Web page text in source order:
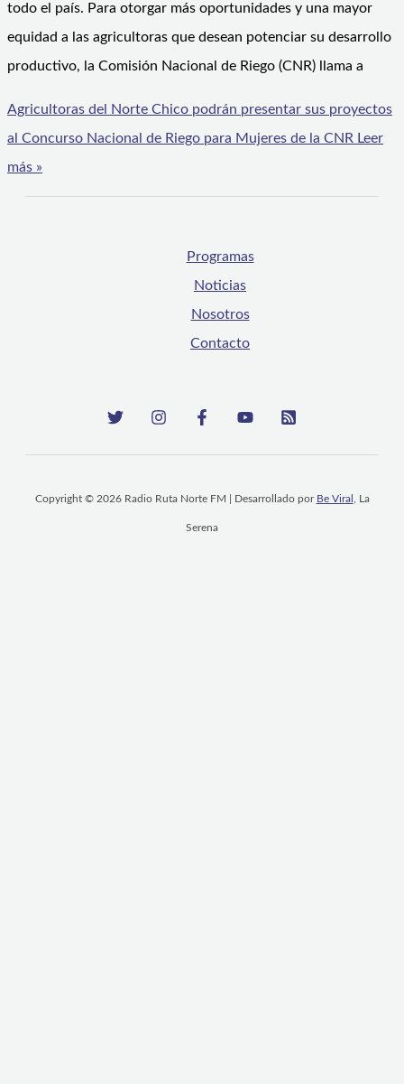
todo el país. Para otorgar más oportunidades y una mayor
equidad a las agricultoras que desean potenciar su desarrollo
productivo, la Comisión Nacional de Riego (CNR) llama a
Agricultoras del Norte Chico podrán presentar sus proyectos
al Concurso Nacional de Riego para Mujeres de la CNR Leer
más »
Programas
Noticias
Nosotros
Contacto
Copyright © 2026 Radio Ruta Norte FM | Desarrollado por Be Viral , La
Serena